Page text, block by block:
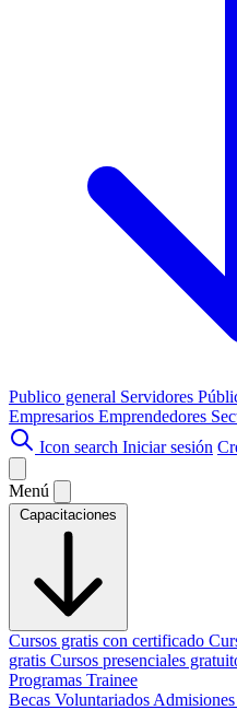
Publico general Servidores
Empresarios Emprendedores
Icon search Iniciar sesión
Menú
Capacitaciones
Cursos gratis con certificado
gratis Cursos presenciales
Programas Trainee
Becas Voluntariados Admisiones